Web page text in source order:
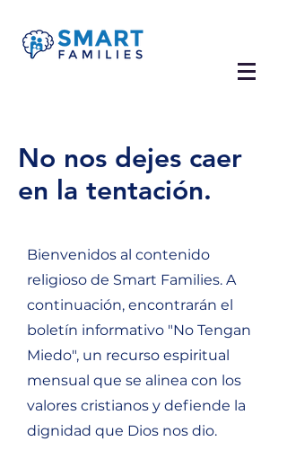
No nos dejes caer
en la tentación.
Bienvenidos al contenido
religioso de Smart Families. A
continuación, encontrarán el
boletín informativo "No Tengan
Miedo", un recurso espiritual
mensual que se alinea con los
valores cristianos y defiende la
dignidad que Dios nos dio.